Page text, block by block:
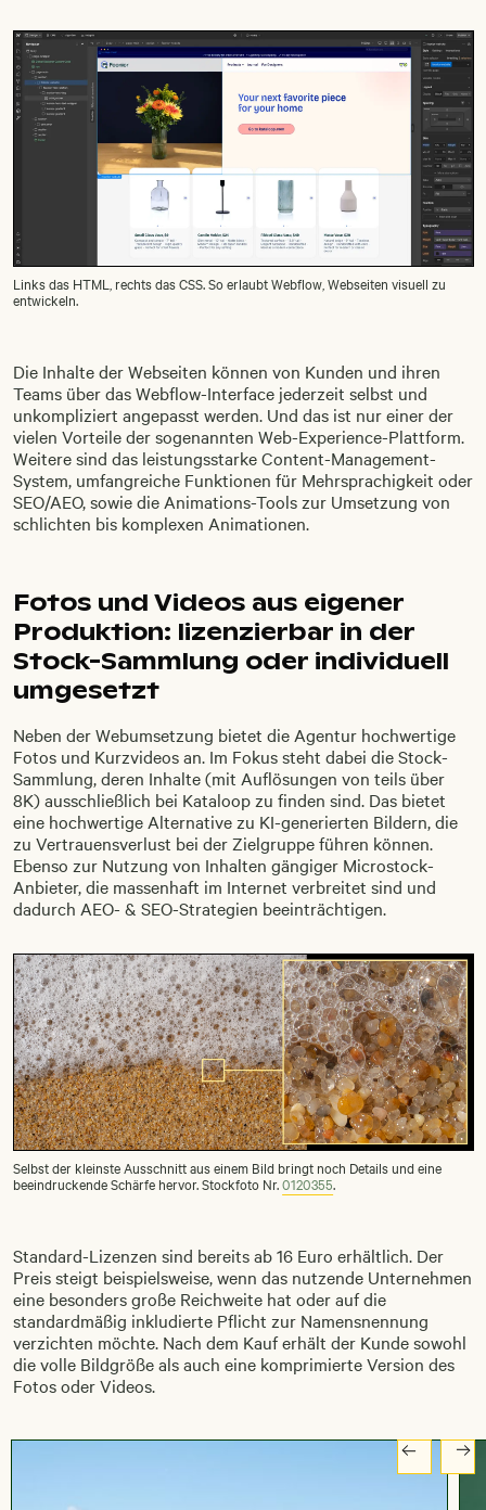
Links das HTML, rechts das CSS. So erlaubt Webflow, Webseiten visuell zu
entwickeln.
Die Inhalte der Webseiten können von Kunden und ihren
Teams über das Webflow-Interface jederzeit selbst und
unkompliziert angepasst werden. Und das ist nur einer der
vielen Vorteile der sogenannten Web-Experience-Plattform.
Weitere sind das leistungsstarke Content-Management-
System, umfangreiche Funktionen für Mehrsprachigkeit oder
SEO/AEO, sowie die Animations-Tools zur Umsetzung von
schlichten bis komplexen Animationen.
Fotos und Videos aus eigener
Produktion: lizenzierbar in der
Stock-Sammlung oder individuell
umgesetzt
Neben der Webumsetzung bietet die Agentur hochwertige
Fotos und Kurzvideos an. Im Fokus steht dabei die Stock-
Sammlung, deren Inhalte (mit Auflösungen von teils über
8K) ausschließlich bei Kataloop zu finden sind. Das bietet
eine hochwertige Alternative zu KI-generierten Bildern, die
zu Vertrauensverlust bei der Zielgruppe führen können.
Ebenso zur Nutzung von Inhalten gängiger Microstock-
Anbieter, die massenhaft im Internet verbreitet sind und
dadurch AEO- & SEO-Strategien beeinträchtigen.
Selbst der kleinste Ausschnitt aus einem Bild bringt noch Details und eine
beeindruckende Schärfe hervor. Stockfoto Nr.0120355.
Standard-Lizenzen sind bereits ab 16 Euro erhältlich. Der
Preis steigt beispielsweise, wenn das nutzende Unternehmen
eine besonders große Reichweite hat oder auf die
standardmäßig inkludierte Pflicht zur Namensnennung
verzichten möchte. Nach dem Kauf erhält der Kunde sowohl
die volle Bildgröße als auch eine komprimierte Version des
Fotos oder Videos.